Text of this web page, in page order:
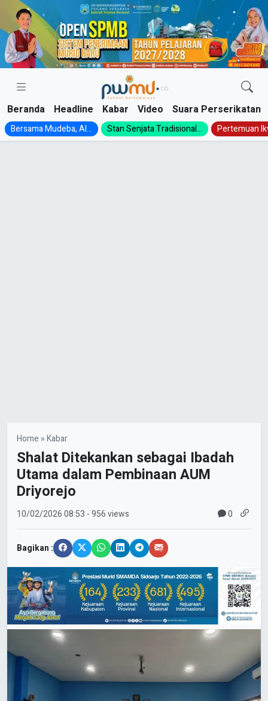
Skip
content
Beranda Headline Kabar Video Suara Perserikatan
Bersama Mudeba, Al... Stan Senjata Tradisional... Pertemuan
Home »Kabar
Shalat Ditekankan sebagai Ibadah
Utama dalam Pembinaan AUM
Driyorejo
10/02/202608:53 - 956 views 0
Bagikan :